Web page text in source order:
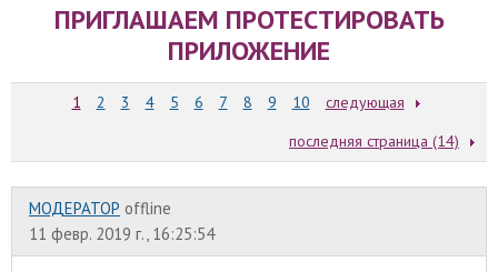
ПРИГЛАШАЕМ ПРОТЕСТИРОВАТЬ
ПРИЛОЖЕНИЕ
1 2 3 4 5 6 7 8 9 10
следующая
последняя страница (14)
МОДЕРАТОР offline
11 февр. 2019 г., 16:25:54